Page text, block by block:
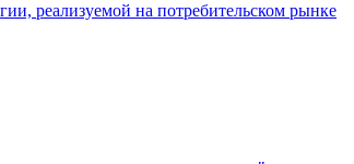
реализуемой на потребительском рынке